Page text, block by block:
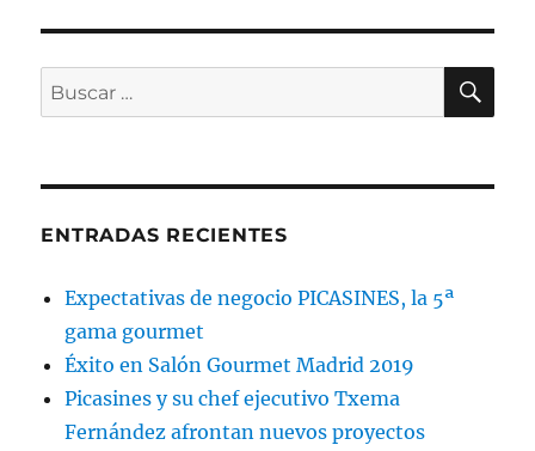
Buscar
por:
ENTRADAS RECIENTES
Expectativas de negocio PICASINES, la 5ª
gama gourmet
Éxito en Salón Gourmet Madrid 2019
Picasines y su chef ejecutivo Txema
Fernández afrontan nuevos proyectos